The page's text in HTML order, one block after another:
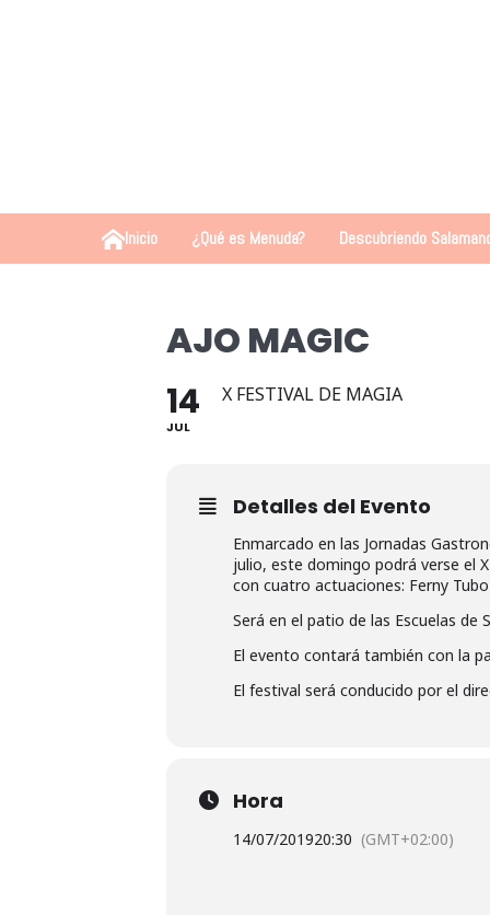
Inicio ¿Qué es Menuda? Descubriendo
AJO MAGIC
14
JUL
X FESTIVAL DE MAGIA
Detalles del Evento
Enmarcado en las Jornadas
julio, este domingo podrá verse el
con cuatro actuaciones: Ferny
Será en el patio de las Escuelas de
El evento contará también con la
El festival será conducido por el
Hora
14/07/201920:30 (GMT+02:00)